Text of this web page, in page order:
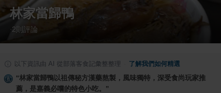
林家當歸鴨
· 2 則評論
以下資訊由 AI 從部落客食記彙整整理 了解我們如何精選
“林家當歸鴨以祖傳秘方漢藥熬製，風味獨特，深受食尚玩家推
薦，是嘉義必嚐的特色小吃。 ”